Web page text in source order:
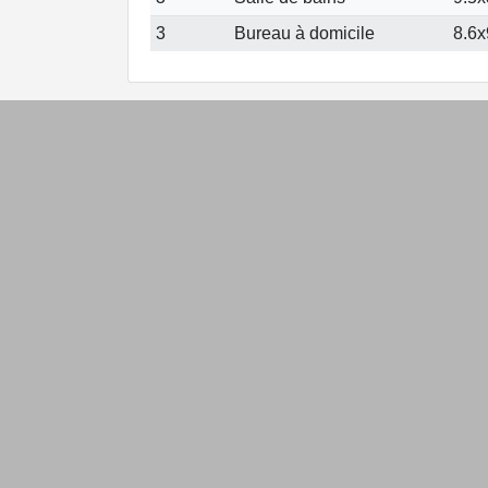
3
Bureau à domicile